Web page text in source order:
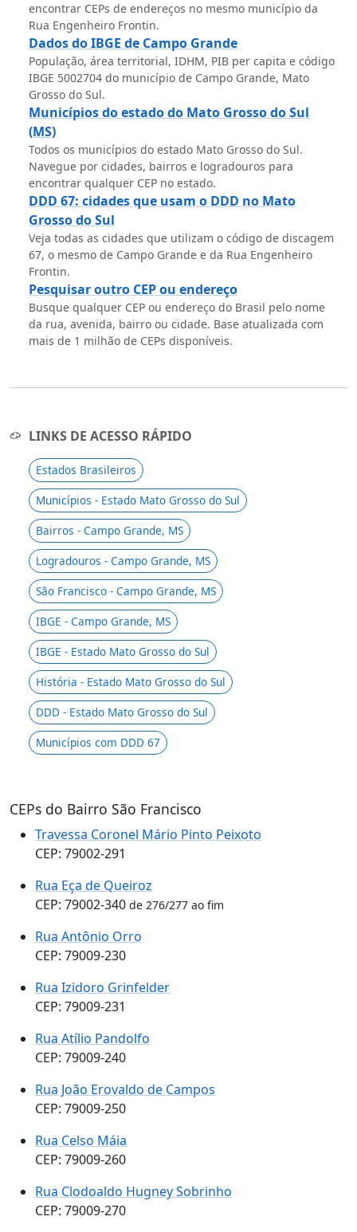
encontrar CEPs de endereços no mesmo município da
Rua Engenheiro Frontin.
Dados do IBGE de Campo Grande
População, área territorial, IDHM, PIB per capita e código
IBGE 5002704 do município de Campo Grande, Mato
Grosso do Sul.
Municípios do estado do Mato Grosso do Sul
(MS)
Todos os municípios do estado Mato Grosso do Sul.
Navegue por cidades, bairros e logradouros para
encontrar qualquer CEP no estado.
DDD 67: cidades que usam o DDD no Mato
Grosso do Sul
Veja todas as cidades que utilizam o código de discagem
67, o mesmo de Campo Grande e da Rua Engenheiro
Frontin.
Pesquisar outro CEP ou endereço
Busque qualquer CEP ou endereço do Brasil pelo nome
da rua, avenida, bairro ou cidade. Base atualizada com
mais de 1 milhão de CEPs disponíveis.
LINKS DE ACESSO RÁPIDO
Estados Brasileiros
Municípios - Estado Mato Grosso do Sul
Bairros - Campo Grande, MS
Logradouros - Campo Grande, MS
São Francisco - Campo Grande, MS
IBGE - Campo Grande, MS
IBGE - Estado Mato Grosso do Sul
História - Estado Mato Grosso do Sul
DDD - Estado Mato Grosso do Sul
Municípios com DDD 67
CEPs do Bairro São Francisco
Travessa Coronel Mário Pinto Peixoto
CEP: 79002-291
Rua Eça de Queiroz
CEP: 79002-340 de 276/277 ao fim
Rua Antônio Orro
CEP: 79009-230
Rua Izidoro Grinfelder
CEP: 79009-231
Rua Atílio Pandolfo
CEP: 79009-240
Rua João Erovaldo de Campos
CEP: 79009-250
Rua Celso Máia
CEP: 79009-260
Rua Clodoaldo Hugney Sobrinho
CEP: 79009-270